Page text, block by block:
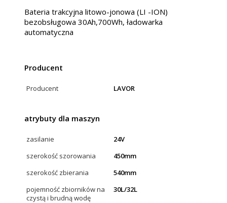
Bateria trakcyjna litowo-jonowa (LI -ION)
bezobsługowa 30Ah,700Wh, ładowarka
automatyczna
Producent
Producent LAVOR
atrybuty dla maszyn
zasilanie
24V
szerokość szorowania
450mm
szerokość zbierania
540mm
pojemność zbiorników na
czystą i brudną wodę
30L/32L